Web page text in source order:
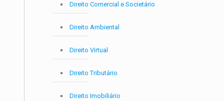
Direito Comercial e Societário
Direito Ambiental
Direito Virtual
Direito Tributário
Direito Imobiliário